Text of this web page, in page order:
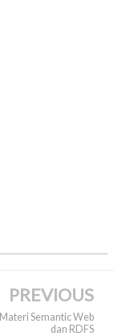
PREVIOUS
Semantic Web
dan RDFS